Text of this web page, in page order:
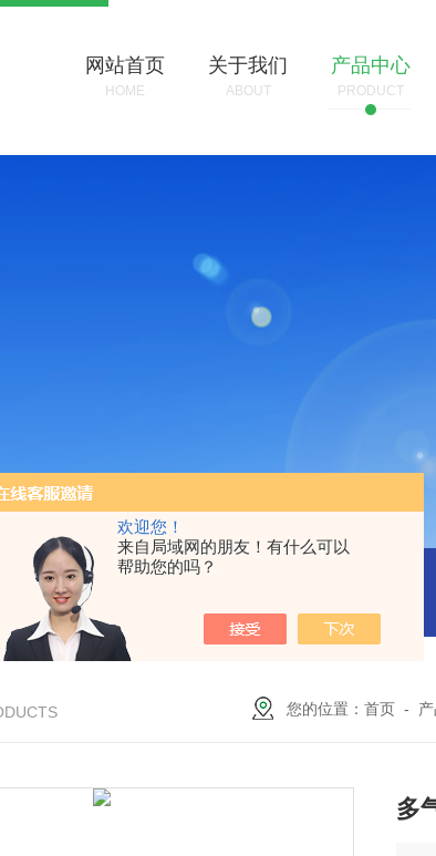
欢迎您！
来自局域网的朋友！有什么可以
帮助您的吗？
网站首页
HOME
关于我们
ABOUT
产品中心
PRODUCT
型号:HX03-CHI650F电化学分析仪/工作站库号：
您的位置： 首页 -
多